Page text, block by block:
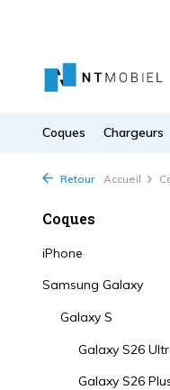
Coques Chargeurs
Retour Accueil
Coques
iPhone
Samsung Galaxy
Galaxy S
Galaxy S26
Galaxy S26